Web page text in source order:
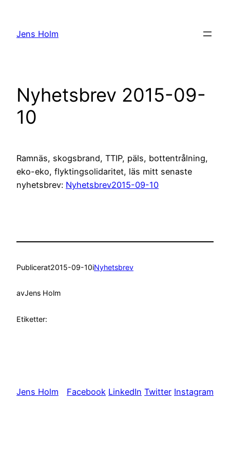
innehåll
Jens Holm
Nyhetsbrev 2015-09-
10
Ramnäs, skogsbrand, TTIP, päls, bottentrålning,
eko-eko, flyktingsolidaritet, läs mitt senaste
nyhetsbrev: Nyhetsbrev2015-09-10
Publicerat2015-09-10iNyhetsbrev
avJens Holm
Etiketter:
Jens Holm Facebook LinkedIn Twitter Instagram